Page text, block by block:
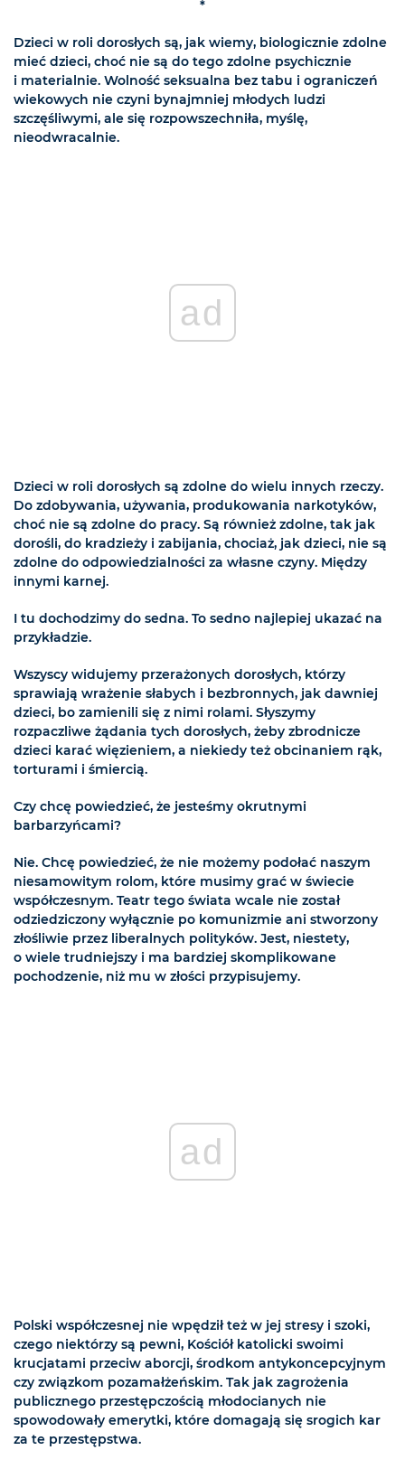
*
Dzieci w roli dorosłych są, jak wiemy, biologicznie zdolne
mieć dzieci, choć nie są do tego zdolne psychicznie
i materialnie. Wolność seksualna bez tabu i ograniczeń
wiekowych nie czyni bynajmniej młodych ludzi
szczęśliwymi, ale się rozpowszechniła, myślę,
nieodwracalnie.
ad
Dzieci w roli dorosłych są zdolne do wielu innych rzeczy.
Do zdobywania, używania, produkowania narkotyków,
choć nie są zdolne do pracy. Są również zdolne, tak jak
dorośli, do kradzieży i zabijania, chociaż, jak dzieci, nie są
zdolne do odpowiedzialności za własne czyny. Między
innymi karnej.
I tu dochodzimy do sedna. To sedno najlepiej ukazać na
przykładzie.
Wszyscy widujemy przerażonych dorosłych, którzy
sprawiają wrażenie słabych i bezbronnych, jak dawniej
dzieci, bo zamienili się z nimi rolami. Słyszymy
rozpaczliwe żądania tych dorosłych, żeby zbrodnicze
dzieci karać więzieniem, a niekiedy też obcinaniem rąk,
torturami i śmiercią.
Czy chcę powiedzieć, że jesteśmy okrutnymi
barbarzyńcami?
Nie. Chcę powiedzieć, że nie możemy podołać naszym
niesamowitym rolom, które musimy grać w świecie
współczesnym. Teatr tego świata wcale nie został
odziedziczony wyłącznie po komunizmie ani stworzony
złośliwie przez liberalnych polityków. Jest, niestety,
o wiele trudniejszy i ma bardziej skomplikowane
pochodzenie, niż mu w złości przypisujemy.
ad
Polski współczesnej nie wpędził też w jej stresy i szoki,
czego niektórzy są pewni, Kościół katolicki swoimi
krucjatami przeciw aborcji, środkom antykoncepcyjnym
czy związkom pozamałżeńskim. Tak jak zagrożenia
publicznego przestępczością młodocianych nie
spowodowały emerytki, które domagają się srogich kar
za te przestępstwa.